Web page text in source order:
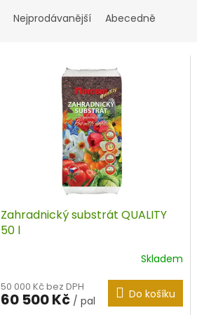
Nejprodávanější Abecedně
Zahradnický substrát QUALITY
50 l
Skladem
50 000 Kč bez DPH
60 500 Kč / pal Do košíku